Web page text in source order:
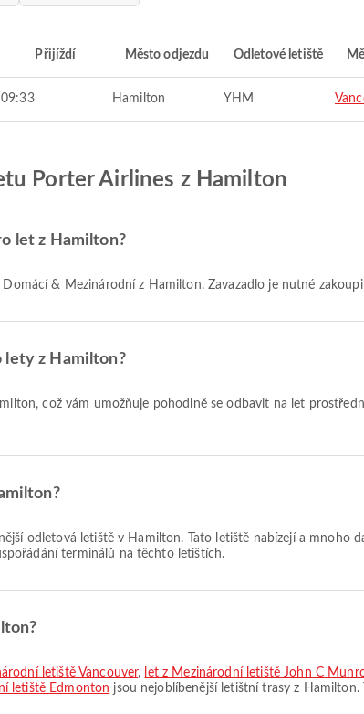
Přijíždí Město odjezdu Odletové letiště
09:33 Hamilton YHM
Porter Airlines z Hamilton
let z Hamilton?
Domácí & Mezinárodní z Hamilton. Zavazadlo je nutné
lety z Hamilton?
odletová letiště v Hamilton. Tato letiště nabízejí a mnoho
terminálů na těchto letištích.
letiště Vancouver, let z Mezinárodní letiště John C
letiště Edmonton jsou nejoblíbenější letištní trasy z